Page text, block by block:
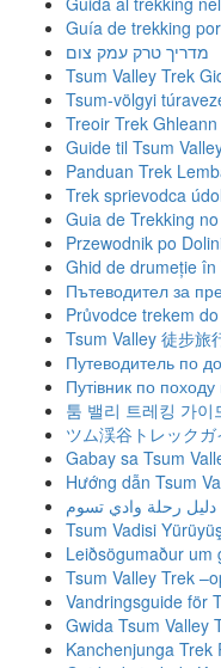
Guía de trekking
מדריך טרק עמק צום
Tsum Valley Trek
Tsum-völgyi
Treoir Trek Ghleann
Guide til Tsum
Panduan Trek
Trek sprievodca
Guia de Trekking
Przewodnik po
Ghid de drumeție în
Пътеводител за
Průvodce trekem
Tsum Valley 徒步旅
Путеводитель по
Путівник по
툼 밸리 트레킹 가이
ツム渓谷トレックガ
Gabay sa Tsum
Hướng dẫn Tsum
دليل رحلة وادي تسوم
Tsum Vadisi
Leiðsögumaður um
Tsum Valley Trek
Vandringsguide för
Gwida Tsum Valley
Kanchenjunga Trek